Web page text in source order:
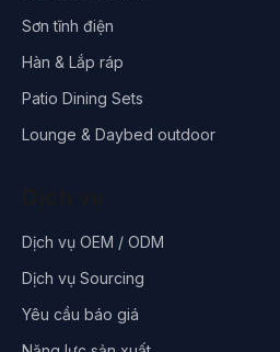
Sơn tĩnh điện
Hàn & Lắp ráp
Patio Dining Sets
Lounge & Daybed outdoor
Dịch vụ OEM / ODM
Dịch vụ Sourcing
Yêu cầu báo giá